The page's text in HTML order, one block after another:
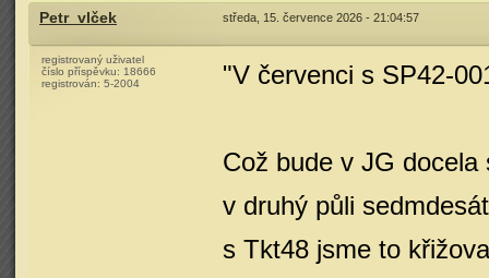
Petr_vlček středa, 15. července 2026 - 21:04:57
registrovaný uživatel
číslo příspěvku: 18666
registrován: 5-2004 "V červenci s SP42-
Což bude v JG
v druhý půli
s Tkt48 jsme to